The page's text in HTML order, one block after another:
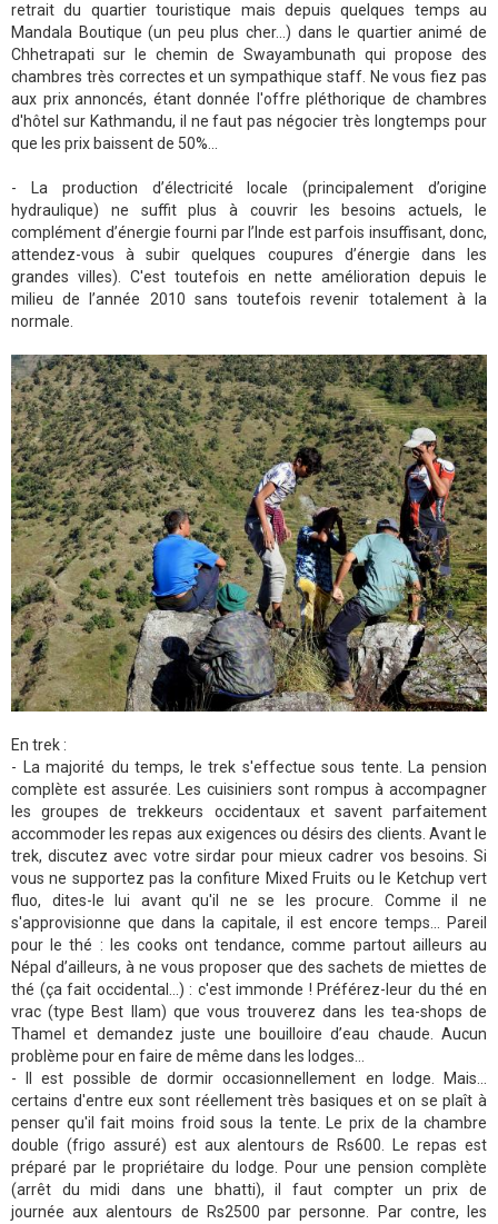
retrait du quartier touristique mais depuis quelques temps au
Mandala Boutique (un peu plus cher...) dans le quartier animé de
Chhetrapati sur le chemin de Swayambunath qui propose des
chambres très correctes et un sympathique staff. Ne vous fiez pas
aux prix annoncés, étant donnée l'offre pléthorique de chambres
d'hôtel sur Kathmandu, il ne faut pas négocier très longtemps pour
que les prix baissent de 50%...
- La production d’électricité locale (principalement d’origine
hydraulique) ne suffit plus à couvrir les besoins actuels, le
complément d’énergie fourni par l’Inde est parfois insuffisant, donc,
attendez-vous à subir quelques coupures d’énergie dans les
grandes villes). C'est toutefois en nette amélioration depuis le
milieu de l’année 2010 sans toutefois revenir totalement à la
normale.
En trek :
- La majorité du temps, le trek s'effectue sous tente. La pension
complète est assurée. Les cuisiniers sont rompus à accompagner
les groupes de trekkeurs occidentaux et savent parfaitement
accommoder les repas aux exigences ou désirs des clients. Avant le
trek, discutez avec votre sirdar pour mieux cadrer vos besoins. Si
vous ne supportez pas la confiture Mixed Fruits ou le Ketchup vert
fluo, dites-le lui avant qu'il ne se les procure. Comme il ne
s'approvisionne que dans la capitale, il est encore temps... Pareil
pour le thé : les cooks ont tendance, comme partout ailleurs au
Népal d’ailleurs, à ne vous proposer que des sachets de miettes de
thé (ça fait occidental...) : c'est immonde ! Préférez-leur du thé en
vrac (type Best Ilam) que vous trouverez dans les tea-shops de
Thamel et demandez juste une bouilloire d’eau chaude. Aucun
problème pour en faire de même dans les lodges…
- Il est possible de dormir occasionnellement en lodge. Mais...
certains d'entre eux sont réellement très basiques et on se plaît à
penser qu'il fait moins froid sous la tente. Le prix de la chambre
double (frigo assuré) est aux alentours de Rs600. Le repas est
préparé par le propriétaire du lodge. Pour une pension complète
(arrêt du midi dans une bhatti), il faut compter un prix de
journée aux alentours de Rs2500 par personne. Par contre, les